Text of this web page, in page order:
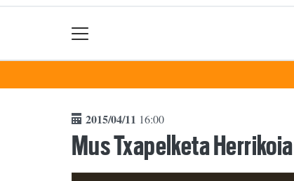
2015/04/11 16:00
Mus Txapelketa Herrikoia